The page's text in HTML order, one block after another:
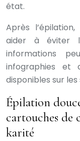
état.
Après
aider à éviter
informations
infographies et
disponibles sur
Épilation
cartouches de
karité